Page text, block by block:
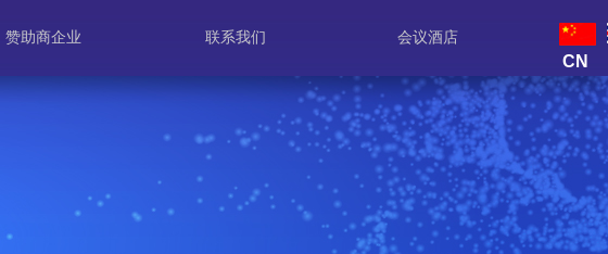
赞助商企业 联系我们 会议酒店
CN